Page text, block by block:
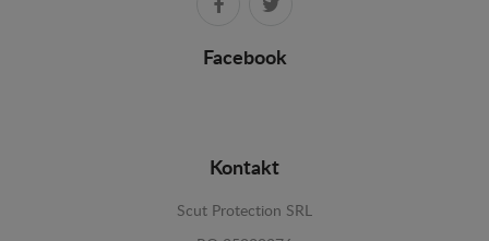
Facebook
Kontakt
Scut Protection SRL